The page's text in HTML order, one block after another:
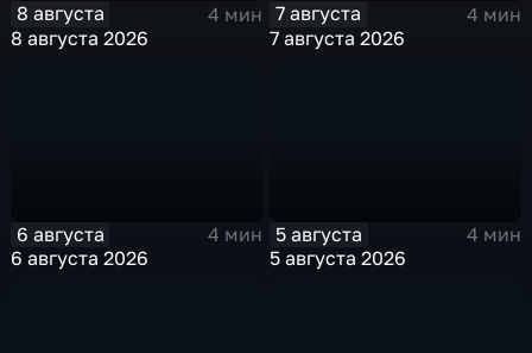
8 августа
4 мин
8 августа 2026
7 августа
4 мин
7 августа 2026
6 августа
4 мин
6 августа 2026
5 августа
4 мин
5 августа 2026